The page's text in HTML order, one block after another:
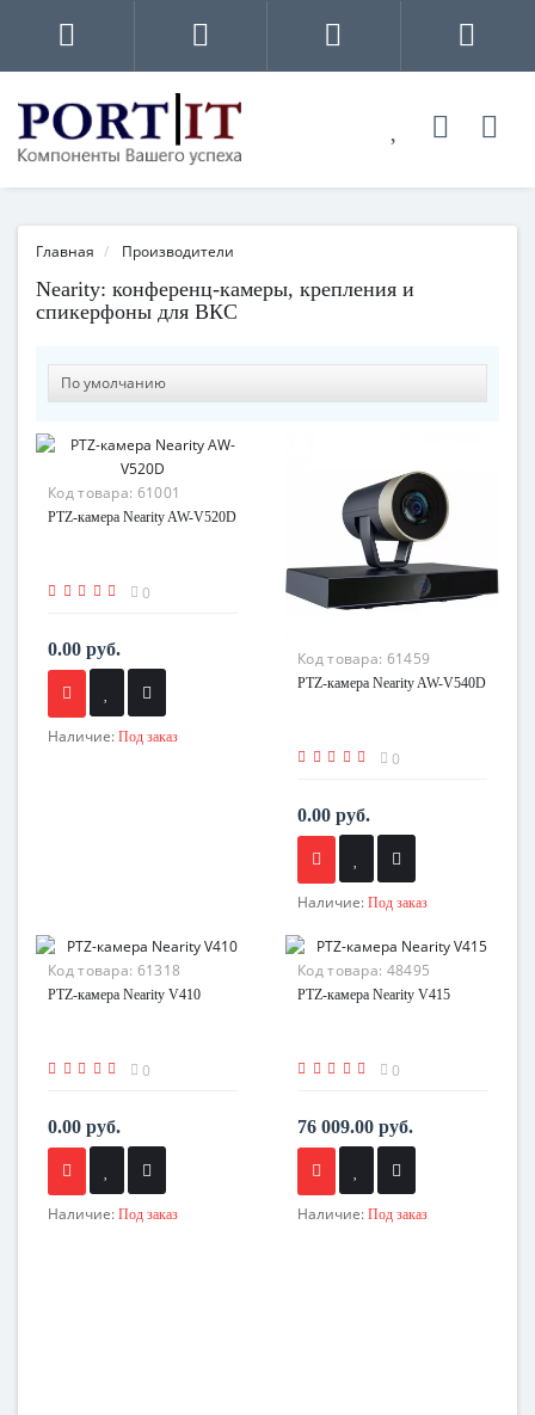
Главная Производители
Nearity: конференц-камеры, крепления и
спикерфоны для ВКС
Код товара: 61001
PTZ-камера Nearity AW-V520D
0
0.00 руб.
Наличие: Под заказ
Код товара: 61459
PTZ-камера Nearity AW-V540D
0
0.00 руб.
Наличие: Под заказ
Код товара: 61318
PTZ-камера Nearity V410
0
0.00 руб.
Наличие: Под заказ
Код товара: 48495
PTZ-камера Nearity V415
0
76 009.00 руб.
Наличие: Под заказ